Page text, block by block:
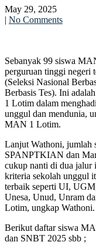
May 29, 2025
| No Comments
Sebanyak 99 siswa
perguruan tinggi negeri
(Seleksi Nasional
Berbasis Tes). Ini
1 Lotim dalam
unggul dan mendunia,
MAN 1 Lotim.
Lanjut Wathoni, jumlah
SPANPTKIAN dan
cukup nanti di dua jalur
kriteria sekolah unggul
terbaik seperti UI,
Unesa, Unud, Unram
Lotim, ungkap Wathoni.
Berikut daftar siswa
dan SNBT 2025 sbb ;